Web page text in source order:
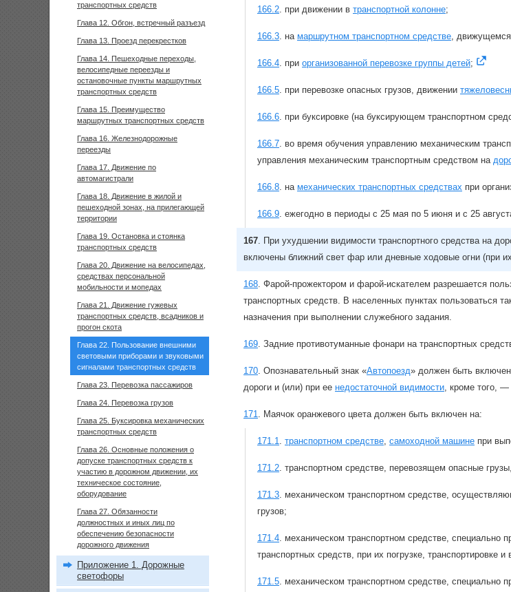
166.2. при движении в транспортной колонне;
166.3. на маршрутном транспортном средстве, движущемся
166.4. при организованной перевозке группы детей;
166.5. при перевозке опасных грузов, движении
166.6. при буксировке (на буксирующем транспортном
166.7. во время обучения управлению механическим
управления механическим транспортным средством на
166.8. на механических транспортных средствах при
166.9. ежегодно в периоды с 25 мая по 5 июня и с 25
167. При ухудшении видимости транспортного средства на
включены ближний свет фар или дневные ходовые огни (при
168. Фарой-прожектором и фарой-искателем разрешается
транспортных средств. В населенных пунктах пользоваться
назначения при выполнении служебного задания.
169. Задние противотуманные фонари на транспортных
170. Опознавательный знак «Автопоезд» должен быть
дороги и (или) при ее недостаточной видимости, кроме того, —
171. Маячок оранжевого цвета должен быть включен на:
171.1. транспортном средстве, самоходной машине при
171.2. транспортном средстве, перевозящем опасные грузы,
171.3. механическом транспортном средстве,
грузов;
171.4. механическом транспортном средстве, специально
транспортных средств, при их погрузке, транспортировке и
171.5. механическом транспортном средстве, специально
транспортных средств
Глава 12. Обгон, встречный разъезд
Глава 13. Проезд перекрестков
Глава 14. Пешеходные переходы,
велосипедные переезды и
остановочные пункты маршрутных
транспортных средств
Глава 15. Преимущество
маршрутных транспортных средств
Глава 16. Железнодорожные
переезды
Глава 17. Движение по
автомагистрали
Глава 18. Движение в жилой и
пешеходной зонах, на прилегающей
территории
Глава 19. Остановка и стоянка
транспортных средств
Глава 20. Движение на велосипедах,
средствах персональной
мобильности и мопедах
Глава 21. Движение гужевых
транспортных средств, всадников и
прогон скота
Глава 22. Пользование внешними
световыми приборами и звуковыми
сигналами транспортных средств
Глава 23. Перевозка пассажиров
Глава 24. Перевозка грузов
Глава 25. Буксировка механических
транспортных средств
Глава 26. Основные положения о
допуске транспортных средств к
участию в дорожном движении, их
техническое состояние,
оборудование
Глава 27. Обязанности
должностных и иных лиц по
обеспечению безопасности
дорожного движения
Приложение 1. Дорожные
светофоры